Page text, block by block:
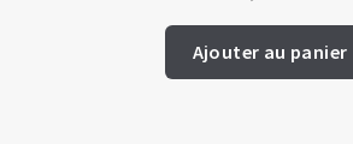
Ajouter au panier